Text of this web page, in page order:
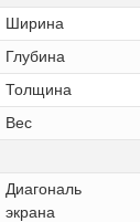
Ширина
Глубина
Толщина
Вес
Диагональ
экрана